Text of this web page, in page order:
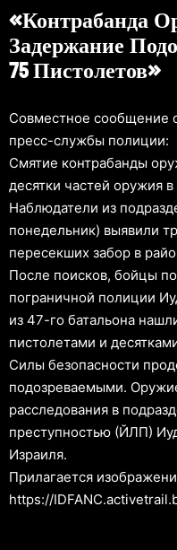
«Контрабанда
Задержание
75 Пистолетов»
Совместное сообщение
пресс-службы полиции:
Смятие контрабанды
десятки частей оружия
Наблюдатели из
понедельник) выявили
пересекших забор в
После поисков, бойцы
пограничной полиции
из 47-го батальона
пистолетами и
Силы безопасности
подозреваемыми.
расследования в
преступностью (ЙЛП)
Израиля.
Прилагается
https://